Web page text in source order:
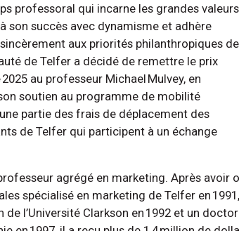
professoral qui incarne les grandes valeurs
son succès avec dynamisme et adhère
aux priorités philanthropiques de
de Telfer a décidé de remettre le prix
au professeur Michael Mulvey, en
soutien au programme de mobilité
partie des frais de déplacement des
de Telfer qui participent à un échange
agrégé en marketing. Après avoir
spécialisé en marketing de Telfer en
l’Université Clarkson en 1992 et un